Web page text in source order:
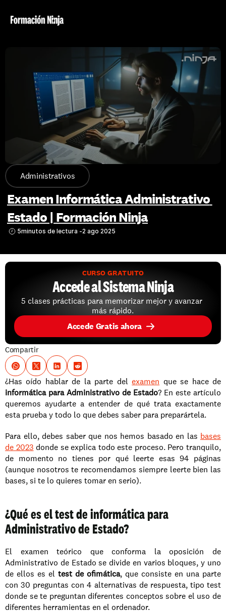
Administrativos
Examen Informática Administrativo
Estado | Formación Ninja
5minutos de lectura -2 ago 2025
CURSO GRATUITO
Accede al Sistema Ninja
5 clases prácticas para memorizar mejor y avanzar
más rápido.
Accede Gratis ahora
Compartir
¿Has oído hablar de la parte del examen que se hace de
informática para Administrativo de Estado? En este artículo
queremos ayudarte a entender de qué trata exactamente
esta prueba y todo lo que debes saber para preparártela.
Para ello, debes saber que nos hemos basado en las bases
de 2023 donde se explica todo este proceso. Pero tranquilo,
de momento no tienes por qué leerte esas 94 páginas
(aunque nosotros te recomendamos siempre leerte bien las
bases, si te lo quieres tomar en serio).
¿Qué es el test de informática para
Administrativo de Estado?
El examen teórico que conforma la oposición de
Administrativo de Estado se divide en varios bloques, y uno
de ellos es el test de ofimática, que consiste en una parte
con 30 preguntas con 4 alternativas de respuesta, tipo test
donde se te preguntan diferentes conceptos sobre el uso de
diferentes herramientas en el ordenador.